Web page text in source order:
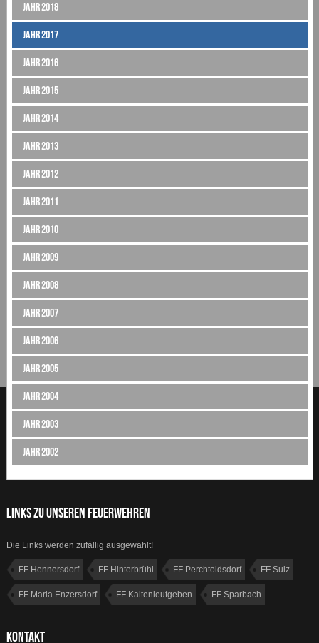
Jahr 2018
Jahr 2017
Jahr 2016
Jahr 2015
Jahr 2014
Jahr 2013
Jahr 2012
Jahr 2011
Jahr 2010
Jahr 2009
Jahr 2008
Jahr 2007
Jahr 2006
Jahr 2005
Jahr 2004
Jahr 2003
Jahr 2002
LINKS ZU UNSEREN FEUERWEHREN
Die Links werden zufällig ausgewählt!
FF Hennersdorf FF Hinterbrühl FF Perchtoldsdorf FF Sulz
FF Maria Enzersdorf FF Kaltenleutgeben FF Sparbach
KONTAKT